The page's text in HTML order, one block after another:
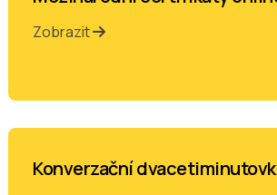
Zobrazit
Konverzační